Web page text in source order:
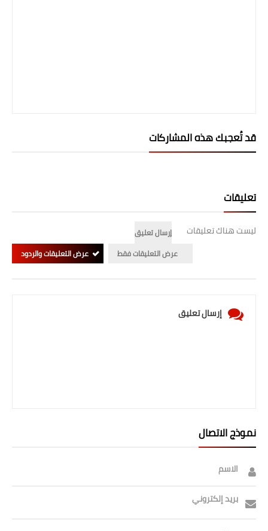
قد تُعجبك هذه المشاركات
تعليقات
ليست هناك تعليقات
إرسال تعليق
عرض التعليقات فقط
عرض التعليقات والردود
إرسال تعليق
نموذج الاتصال
الاسم
بريد إلكتروني